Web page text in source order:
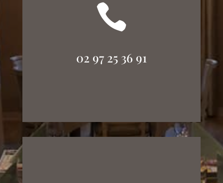

02 97 25 36 91